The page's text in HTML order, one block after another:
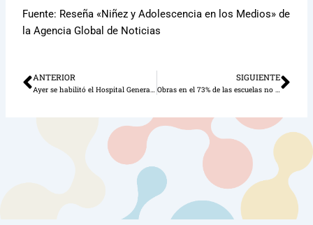
Fuente: Reseña «Niñez y Adolescencia en los Medios» de
la Agencia Global de Noticias
Ant
ANTERIOR
Ayer se habilitó el Hospital General de Santa Rosa del Aguaray
SIGUIENTE
Obras en el 73% de las escuelas no fueron fiscalizadas